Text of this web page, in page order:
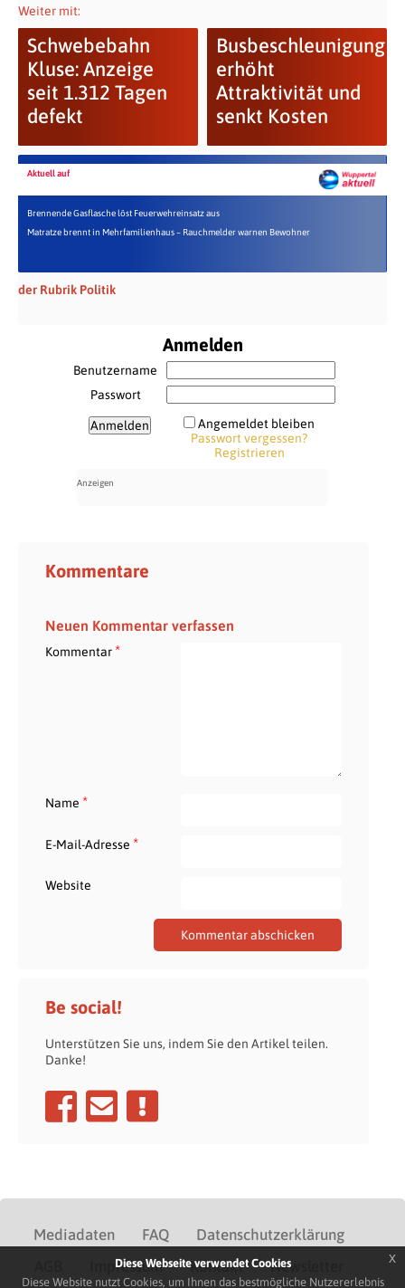
Weiter mit:
Schwebebahn
Kluse: Anzeige
seit 1.312 Tagen
defekt
Busbeschleunigung
erhöht
Attraktivität und
senkt Kosten
Aktuell auf
Brennende Gasflasche löst Feuerwehreinsatz aus
Matratze brennt in Mehrfamilienhaus – Rauchmelder warnen Bewohner
der Rubrik Politik
Anmelden
Benutzername
Passwort
Angemeldet bleiben
Passwort vergessen?
Registrieren
Kommentare
Neuen Kommentar verfassen
Kommentar*
Name *
E-Mail-Adresse *
Website
Be social!
Unterstützen Sie uns, indem Sie den Artikel teilen.
Danke!
Mediadaten FAQ
Datenschutzerklärung
Impressum Kontakt Newsletter
Diese Webseite verwendet Cookies
Diese Website nutzt Cookies, um Ihnen das bestmögliche Nutzererlebnis
x